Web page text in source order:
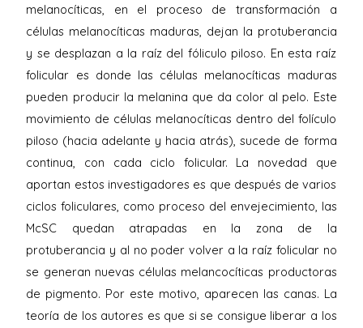
melanocíticas, en el proceso de transformación a
células melanocíticas maduras, dejan la protuberancia
y se desplazan a la raíz del fóliculo piloso. En esta raíz
folicular es donde las células melanocíticas maduras
pueden producir la melanina que da color al pelo. Este
movimiento de células melanocíticas dentro del folículo
piloso (hacia adelante y hacia atrás), sucede de forma
continua, con cada ciclo folicular. La novedad que
aportan estos investigadores es que después de varios
ciclos foliculares, como proceso del envejecimiento, las
McSC quedan atrapadas en la zona de la
protuberancia y al no poder volver a la raíz folicular no
se generan nuevas células melancocíticas productoras
de pigmento. Por este motivo, aparecen las canas. La
teoría de los autores es que si se consigue liberar a los